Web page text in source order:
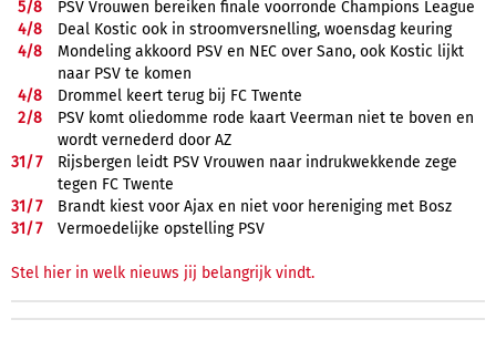
5/8
PSV Vrouwen bereiken finale voorronde Champions League
4/8
Deal Kostic ook in stroomversnelling, woensdag keuring
4/8
Mondeling akkoord PSV en NEC over Sano, ook Kostic lijkt
naar PSV te komen
4/8
Drommel keert terug bij FC Twente
2/8
PSV komt oliedomme rode kaart Veerman niet te boven en
wordt vernederd door AZ
31/7
Rijsbergen leidt PSV Vrouwen naar indrukwekkende zege
tegen FC Twente
31/7
Brandt kiest voor Ajax en niet voor hereniging met Bosz
31/7 Vermoedelijke opstelling PSV
Stel hier in welk nieuws jij belangrijk vindt.